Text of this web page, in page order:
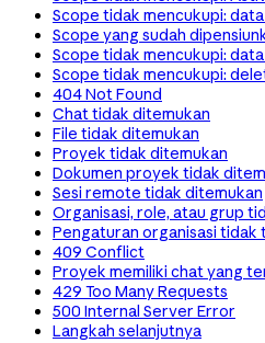
Scope tidak mencukupi:
Scope yang sudah
Scope tidak mencukupi:
Scope tidak mencukupi:
404 Not Found
Chat tidak ditemukan
File tidak ditemukan
Proyek tidak ditemukan
Dokumen proyek tidak
Sesi remote tidak ditemukan
Organisasi, role, atau grup
Pengaturan organisasi tidak
409 Conflict
Proyek memiliki chat yang
429 Too Many Requests
500 Internal Server Error
Langkah selanjutnya